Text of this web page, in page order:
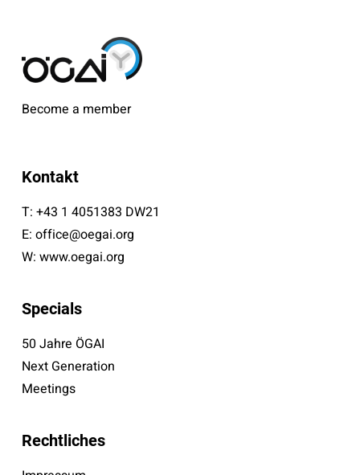
Become a member
Kontakt
T: +43 1 4051383 DW21
E: office@oegai.org
W: www.oegai.org
Specials
50 Jahre ÖGAI
Next Generation
Meetings
Rechtliches